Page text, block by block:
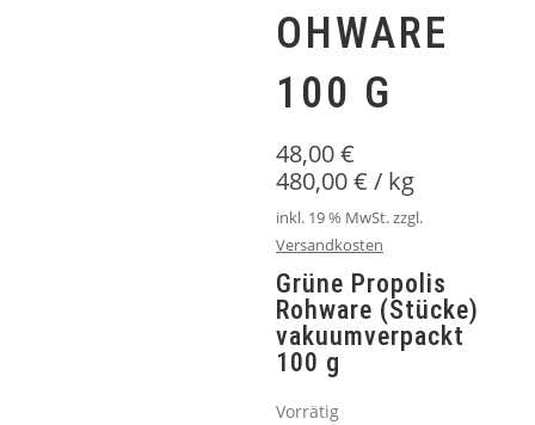
OHWARE
100 G
48,00€
480,00€ / kg
inkl. 19 % MwSt.zzgl.
Versandkosten
Grüne Propolis
Rohware (Stücke)
vakuumverpackt
100 g
Vorrätig